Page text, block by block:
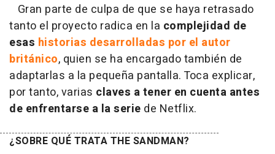
Gran parte de culpa de que se haya retrasado
tanto el proyecto radica en la complejidad de
esas historias desarrolladas por el autor
británico, quien se ha encargado también de
adaptarlas a la pequeña pantalla. Toca explicar,
por tanto, varias claves a tener en cuenta antes
de enfrentarse a la serie de Netflix.
¿SOBRE QUÉ TRATA THE SANDMAN?